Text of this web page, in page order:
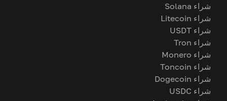
شراء Solana
شراء Litecoin
شراء USDT
شراء Tron
شراء Monero
شراء Toncoin
شراء Dogecoin
شراء USDC